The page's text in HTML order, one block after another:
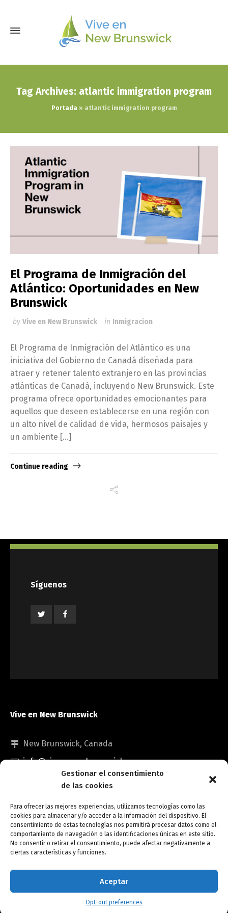
Gestionar el consentimiento
de las cookies
Para ofrecer las mejores experiencias, utilizamos tecnologías como las
cookies para almacenar y/o acceder a la información del dispositivo. El
consentimiento de estas tecnologías nos permitirá procesar datos como el
comportamiento de navegación o las identificaciones únicas en este sitio.
No consentir o retirar el consentimiento, puede afectar negativamente a
ciertas características y funciones.
Aceptar
Opt-out preferences
Tag Archives: atlantic immigration program
Portada» atlantic immigration program
El Programa de Inmigración del
Atlántico: Oportunidades en New
Brunswick
by Vive en New Brunswick in Inmigracion
El Programa de Inmigración del Atlántico es una
iniciativa del Gobierno de Canadá diseñada para
atraer y retener talento extranjero en las provincias
atlánticas de Canadá, incluyendo New Brunswick. Este
programa ofrece oportunidades emocionantes para
aquellos que deseen establecerse en una región con
un alto nivel de calidad de vida, hermosos paisajes y
un ambiente […]
Continue reading
Síguenos
Vive en New Brunswick
New Brunswick, Canada
info@viveennewbrunswick.com
Copyright © Vive en New Brunswick.
Opt-out preferences